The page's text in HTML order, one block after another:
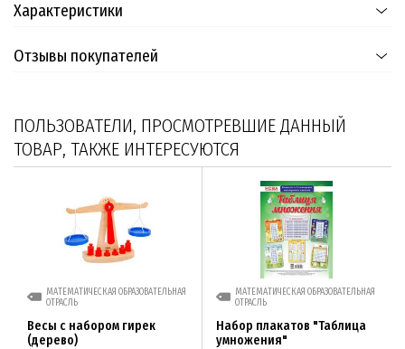
Характеристики
Отзывы покупателей
ПОЛЬЗОВАТЕЛИ, ПРОСМОТРЕВШИЕ ДАННЫЙ
ТОВАР, ТАКЖЕ ИНТЕРЕСУЮТСЯ
МАТЕМАТИЧЕСКАЯ ОБРАЗОВАТЕЛЬНАЯ
ОТРАСЛЬ
Весы с набором гирек
(дерево)
МАТЕМАТИЧЕСКАЯ ОБРАЗОВАТЕЛЬНАЯ
ОТРАСЛЬ
Набор плакатов "Таблица
умножения"